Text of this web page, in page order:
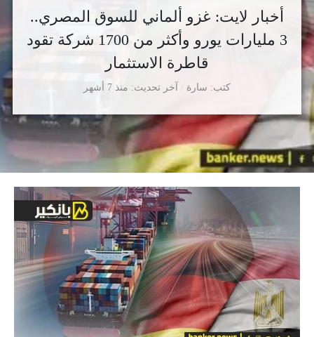
أخبار لايت: غزو ألماني للسوق المصري..
3 مليارات يورو وأكثر من 1700 شركة تقود
قاطرة الاستثمار
كتب سارة آخر تحديث منذ 7 أشهر